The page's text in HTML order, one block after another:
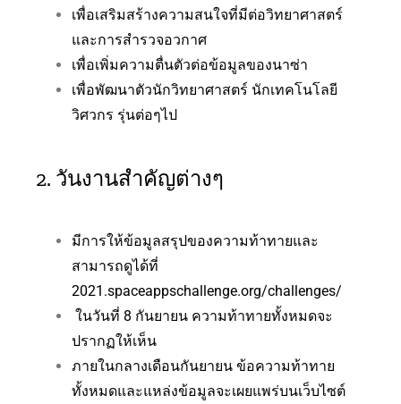
เพื่อเสริมสร้างความสนใจที่มีต่อวิทยาศาสตร์
และการสำรวจอวกาศ
เพื่อเพิ่มความตื่นตัวต่อข้อมูลของนาซ่า
เพื่อพัฒนาตัวนักวิทยาศาสตร์ นักเทคโนโลยี
วิศวกร รุ่นต่อๆไป
2. วันงานสำคัญต่างๆ
มีการให้ข้อมูลสรุปของความท้าทายและ
สามารถดูได้ที่
2021.spaceappschallenge.org/challenges/
ในวันที่ 8 กันยายน ความท้าทายทั้งหมดจะ
ปรากฏให้เห็น
ภายในกลางเดือนกันยายน ข้อความท้าทาย
ทั้งหมดและแหล่งข้อมูลจะเผยแพร่บนเว็บไซต์